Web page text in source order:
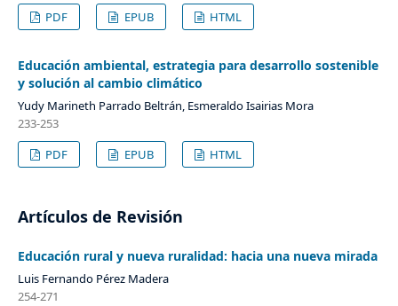
PDF
EPUB HTML
Educación ambiental, estrategia para desarrollo sostenible
y solución al cambio climático
Yudy Marineth Parrado Beltrán, Esmeraldo Isairias Mora
233-253
PDF
EPUB HTML
Artículos de Revisión
Educación rural y nueva ruralidad: hacia una nueva mirada
Luis Fernando Pérez Madera
254-271